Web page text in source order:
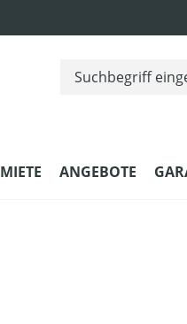
MIETE ANGEBOTE